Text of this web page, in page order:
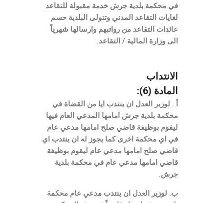
في محكمة بلدية جرش خدمة مقبولة للتقاعد
لغايات التقاعد المدني وتتولى البلدية حسم
عائدات التقاعد من رواتبهم وارسالها شهرياً
الى وزارة المالية / التقاعد.
الانتداب
المادة (6):
أ . لوزير العدل ان ينتدب ايا من القضاة في
محكمة بلدية جرش امامها المدعي العام فيها
ليقوم بوظيفة قاضي صلح امامها مدعي عام
في اي محكمة اخرى كما يجوز له ان ينتدب اي
قاضي صلح امامها مدعي عام ليقوم بوظيفة
قاضي امامها مدعي عام في محكمة بلدية
جرش.
ب. لوزير العدل ان ينتدب مدعي عام محكمة